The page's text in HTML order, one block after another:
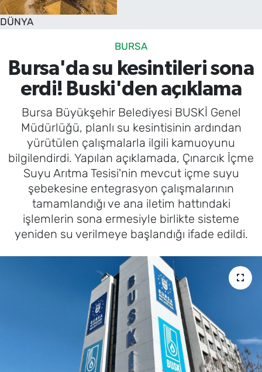
DÜNYA
BURSA
Bursa'da su kesintileri sona
erdi! Buski'den açıklama
Bursa Büyükşehir Belediyesi BUSKİ Genel
Müdürlüğü, planlı su kesintisinin ardından
yürütülen çalışmalarla ilgili kamuoyunu
bilgilendirdi. Yapılan açıklamada, Çınarcık İçme
Suyu Arıtma Tesisi'nin mevcut içme suyu
şebekesine entegrasyon çalışmalarının
tamamlandığı ve ana iletim hattındaki
işlemlerin sona ermesiyle birlikte sisteme
yeniden su verilmeye başlandığı ifade edildi.